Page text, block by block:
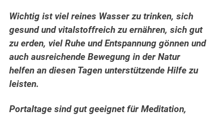
Wichtig ist viel reines Wasser zu trinken, sich
gesund und vitalstoffreich zu ernähren, sich gut
zu erden, viel Ruhe und Entspannung gönnen und
auch ausreichende Bewegung in der Natur
helfen an diesen Tagen unterstützende Hilfe zu
leisten.
Portaltage sind gut geeignet für Meditation,